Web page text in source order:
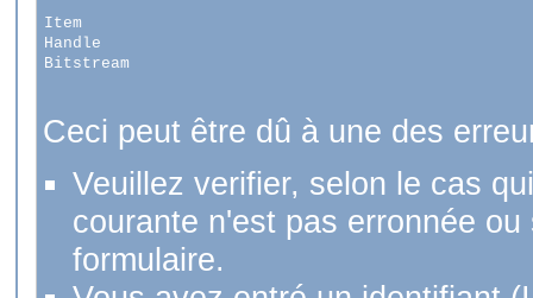
Item
Handle
Bitstream
Ceci peut être dû à une des
Veuillez verifier, selon le cas
courante n'est pas erronnée
formulaire.